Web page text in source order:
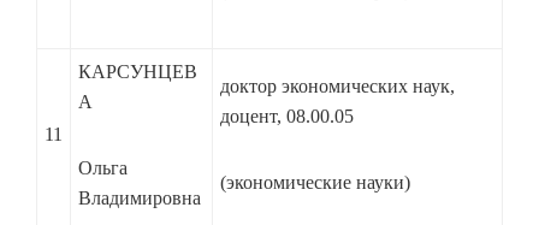
11
КАРСУНЦЕВ
А
Ольга
Владимировна
доктор экономических наук,
доцент, 08.00.05
(экономические науки)